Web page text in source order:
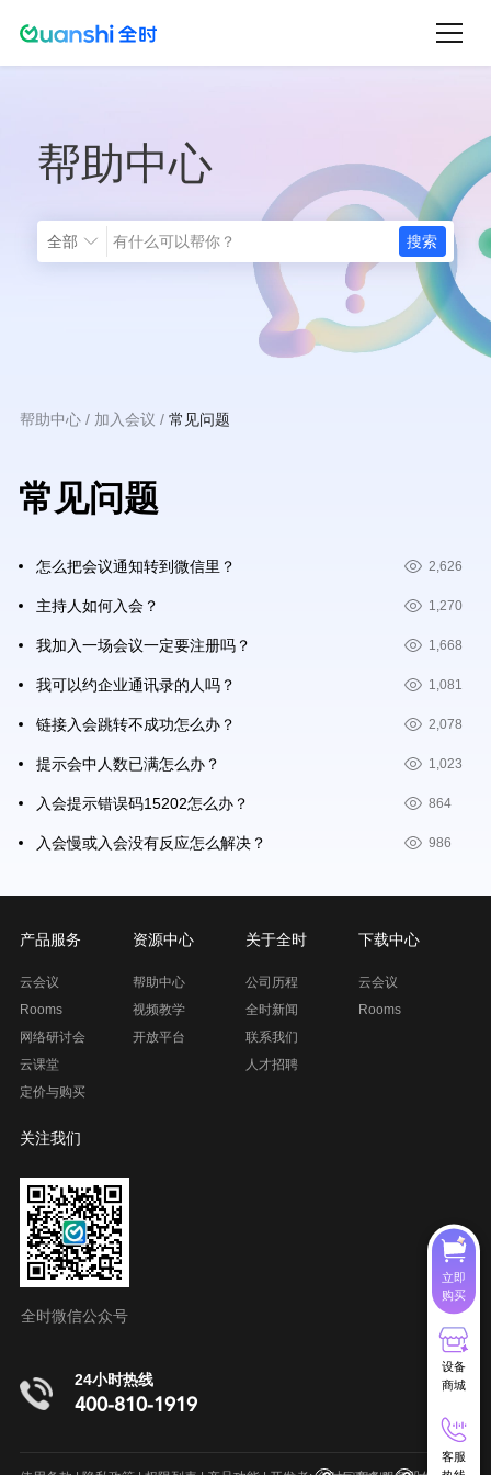
帮助中心
全部
面
帮助中心 加入会议 常见问题
常见问题
怎么把会议通知转到微信里？ 2,626
主持人如何入会？ 1,270
我加入一场会议一定要注册吗？ 1,668
我可以约企业通讯录的人吗？ 1,081
链接入会跳转不成功怎么办？ 2,078
提示会中人数已满怎么办？ 1,023
入会提示错误码15202怎么办？ 864
入会慢或入会没有反应怎么解决？ 986
产品服务
云会议
Rooms
网络研讨会
云课堂
定价与购买
资源中心
帮助中心
视频教学
开放平台
关于全时
公司历程
全时新闻
联系我们
人才招聘
下载中心
云会议
Rooms
关注我们
全时微信公众号
24小时热线
400-810-1919
立即
购买
设备
商城
客服